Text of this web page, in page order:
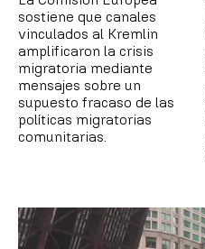
sostiene que canales
vinculados al Kremlin
amplificaron la crisis
migratoria mediante
mensajes sobre un
supuesto fracaso de las
políticas migratorias
comunitarias.